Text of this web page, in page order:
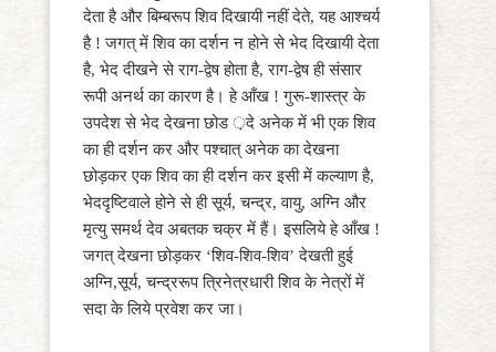
देता है और बिम्बरूप शिव दिखायी नहीं देते, यह आश्चर्य
है ! जगत् में शिव का दर्शन न होने से भेद दिखायी देता
है, भेद दीखने से राग-द्वेष होता है, राग-द्वेष ही संसार
रूपी अनर्थ का कारण है। हे आँख ! गुरू-शास्त्र के
उपदेश से भेद देखना छोड ़दे अनेक में भी एक शिव
का ही दर्शन कर और पश्चात् अनेक का देखना
छोड़कर एक शिव का ही दर्शन कर इसी में कल्याण है,
भेददृष्टिवाले होने से ही सूर्य, चन्द्र, वायु, अग्नि और
मृत्यु समर्थ देव अबतक चक्र में हैं। इसलिये हे आँख !
जगत् देखना छोड़कर ‘शिव-शिव-शिव’ देखती हुई
अग्नि,सूर्य, चन्द्ररूप त्रिनेत्रधारी शिव के नेत्रों में
सदा के लिये प्रवेश कर जा।